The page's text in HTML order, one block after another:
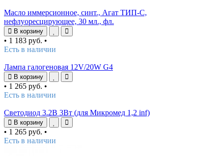
Масло иммерсионное, синт., Агат ТИП-С,
нефлуоресцирующее, 30 мл., фл.
В корзину
• 1 183 руб. •
Есть в наличии
Лампа галогеновая 12V/20W G4
В корзину
• 1 265 руб. •
Есть в наличии
Светодиод 3.2В 3Вт (для Микромед 1,2 inf)
В корзину
• 1 265 руб. •
Есть в наличии